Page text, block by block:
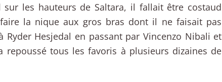
les hauteurs de Saltara, il fallait être costaud
la nique aux gros bras dont il ne faisait pas
Ryder Hesjedal en passant par Vincenzo Nibali et
repoussé tous les favoris à plusieurs dizaines de